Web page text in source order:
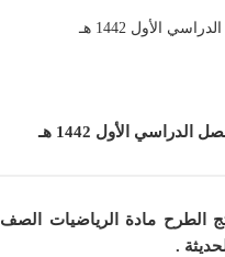
الأول 1442 هـ
الطرح مادة الرياضيات الصف
.